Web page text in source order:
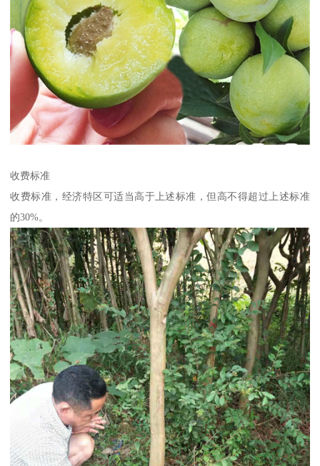
收费标准
收费标准，经济特区可适当高于上述标准，但高不得超过上述标准
的30%。